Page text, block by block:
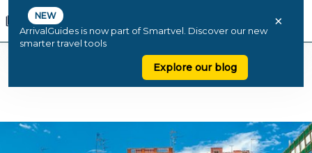
NEW
ArrivalGuides is now part of Smartvel. Discover our new
smarter travel tools
Explore our blog
×